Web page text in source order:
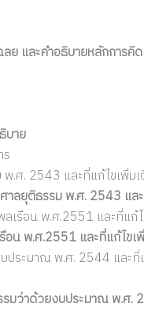
ย และคำอธิบายหลักการคิด
บาย
.ศ. 2543 และที่แก้ไขเพิ่
ลยุติธรรม พ.ศ. 2543 แ
เรือน พ.ศ.2551 และที่แ
น พ.ศ.2551 และที่แก้ไข
ประมาณ พ.ศ. 2544 และ
มว่าด้วยงบประมาณ พ.ศ.